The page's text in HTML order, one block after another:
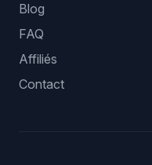
Blog
FAQ
Affiliés
Contact